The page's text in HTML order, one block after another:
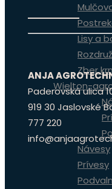
Lisy a
Zber
Wielton-
Návesy
Prívesy
ANJA
Paderovská ulica
919 30 Jaslovské
777 220